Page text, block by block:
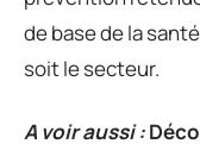
de base de la
soit le secteur.
A voir aussi :